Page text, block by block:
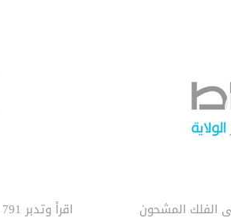
اقرأ وتدبر 791 - آية أذلك خير نزلا أم شجرة الزقوم